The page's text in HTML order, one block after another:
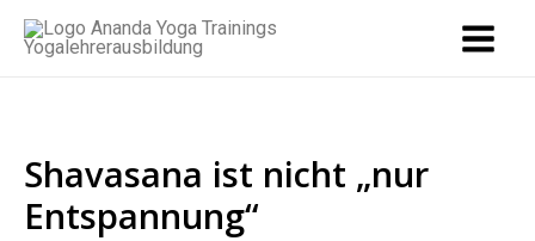
Zum
Inhalt
Shavasana ist nicht „nur
Entspannung“